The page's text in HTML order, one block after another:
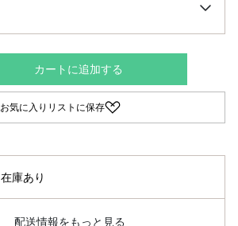
カートに追加する
お気に入りリストに保存
在庫あり
配送情報をもっと見る